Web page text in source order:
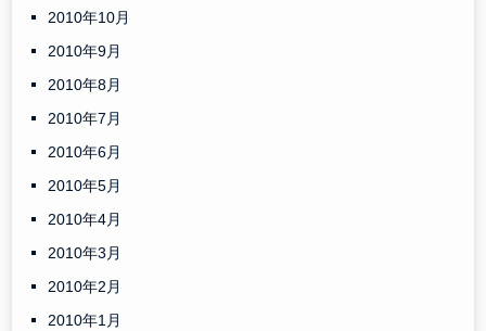
2010年10月
2010年9月
2010年8月
2010年7月
2010年6月
2010年5月
2010年4月
2010年3月
2010年2月
2010年1月